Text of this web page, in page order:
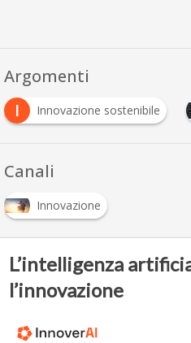
Argomenti
I Innovazione sostenibile
Canali
Innovazione
L’intelligenza
l’innovazione